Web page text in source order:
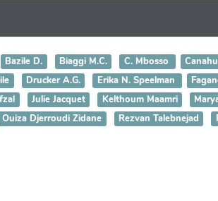
Bazile D. Biaggi M.C. C. Mbosso
Drucker A.G. Erika N. Speelman
Julie Jacquet Kelthoum Maamri
Ouiza Djerroudi Zidane Rezvan Talebnejad